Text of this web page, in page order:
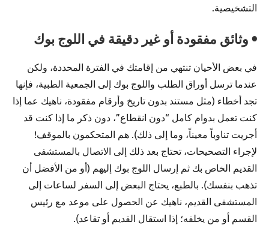
التشخيصية.
• وثائق مفقودة أو غير دقيقة في اللوج بوك
في بعض الأحيان تنتهي من إقامتك في الفترة المحددة، ولكن
عندما ترسل أوراق الطلب واللوج بوك إلى الجمعية الطبية، فإنها
تجد أخطاء (مثل مستند بدون تاريخ وأرقام مفقودة، ناهيك عما إذا
كنت تعمل بدوام كامل “دون انقطاع”، دون ذكر ما إذا كنت قد
أجريت تناوباً معيناً، وما إلى ذلك). هم المتحكمون بالموقف!
لإجراء التصحيحات، تحتاج بعد ذلك إلى الاتصال بالمستشفى
القديم الخاص بك ثم إرسال اللوج بوك إليهم (أو من الأفضل أن
تذهب بنفسك). بالطبع، يحتاج البعض إلى السفر لساعات إلى
المستشفى القديم، ناهيك عن الحصول على موعد مع رئيس
القسم أو من يخلفه؛ إذا استقال القديم أو تقاعد).